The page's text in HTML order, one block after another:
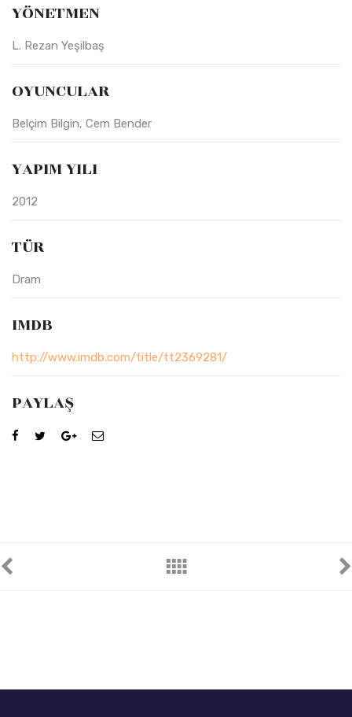
YÖNETMEN
L. Rezan Yeşilbaş
OYUNCULAR
Belçim Bilgin, Cem Bender
YAPIM YILI
2012
TÜR
Dram
IMDB
http://www.imdb.com/title/tt2369281/
PAYLAŞ